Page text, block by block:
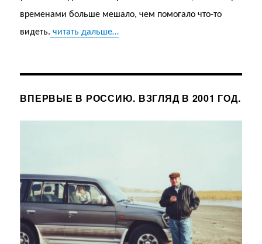
временами больше мешало, чем помогало что-то
видеть. читать дальше…
ВПЕРВЫЕ В РОССИЮ. ВЗГЛЯД В 2001 ГОД.